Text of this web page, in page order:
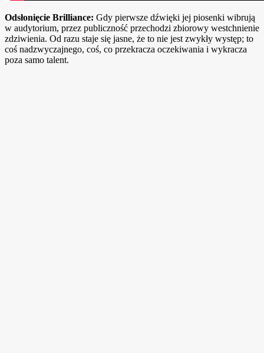
Odsłonięcie Brilliance: Gdy pierwsze dźwięki jej piosenki wibrują
w audytorium, przez publiczność przechodzi zbiorowy westchnienie
zdziwienia. Od razu staje się jasne, że to nie jest zwykły występ; to
coś nadzwyczajnego, coś, co przekracza oczekiwania i wykracza
poza samo talent.